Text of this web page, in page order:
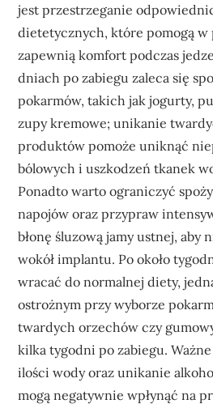
jest przestrzeganie
dietetycznych, które pomogą w
zapewnią komfort podczas
dniach po zabiegu zaleca się
pokarmów, takich jak jogurty,
zupy kremowe; unikanie
produktów pomoże uniknąć
bólowych i uszkodzeń tkanek
Ponadto warto ograniczyć
napojów oraz przypraw
błonę śluzową jamy ustnej, aby
wokół implantu. Po około
wracać do normalnej diety,
ostrożnym przy wyborze
twardych orzechów czy
kilka tygodni po zabiegu.
ilości wody oraz unikanie
mogą negatywnie wpłynąć na